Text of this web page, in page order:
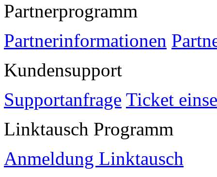
Partnerprogramm
Partnerinformationen
Kundensupport
Supportanfrage Ticket
Linktausch Programm
Anmeldung Linktausch